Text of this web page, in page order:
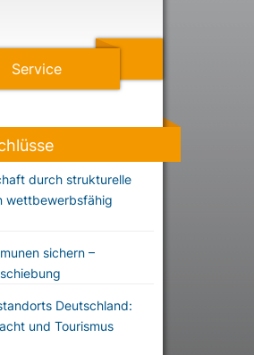
Service
durch strukturelle
wettbewerbsfähig
sichern –
Deutschland:
und Tourismus